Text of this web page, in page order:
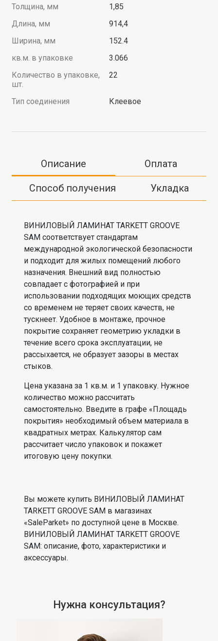
Толщина, мм
1,85
Длина, мм
914,4
Ширина, мм
152.4
кв.м. в упаковке
3.066
Количество в упаковке,
шт.
22
Тип соединения Клеевое
Описание Оплата
Способ получения Укладка
ВИНИЛОВЫЙ ЛАМИНАТ TARKETT GROOVE
SAM соответствует стандартам
международной экологической безопасности
и подходит для жилых помещений любого
назначения. Внешний вид полностью
совпадает с фотографией и при
использовании подходящих моющих средств
со временем не теряет своих качеств, не
тускнеет. Удобное в монтаже, прочное
покрытие сохраняет геометрию укладки в
течение всего срока эксплуатации, не
рассыхается, не образует зазоры в местах
стыков.
Цена указана за 1 кв.м. и 1 упаковку. Нужное
количество можно рассчитать
самостоятельно. Введите в графе «Площадь
покрытия» необходимый объем материала в
квадратных метрах. Калькулятор сам
рассчитает число упаковок и покажет
итоговую цену покупки.
Вы можете купить ВИНИЛОВЫЙ ЛАМИНАТ
TARKETT GROOVE SAM в магазинах
«SaleParket» по доступной цене в Москве.
ВИНИЛОВЫЙ ЛАМИНАТ TARKETT GROOVE
SAM: описание, фото, характеристики и
аксессуары.
Нужна консультация?